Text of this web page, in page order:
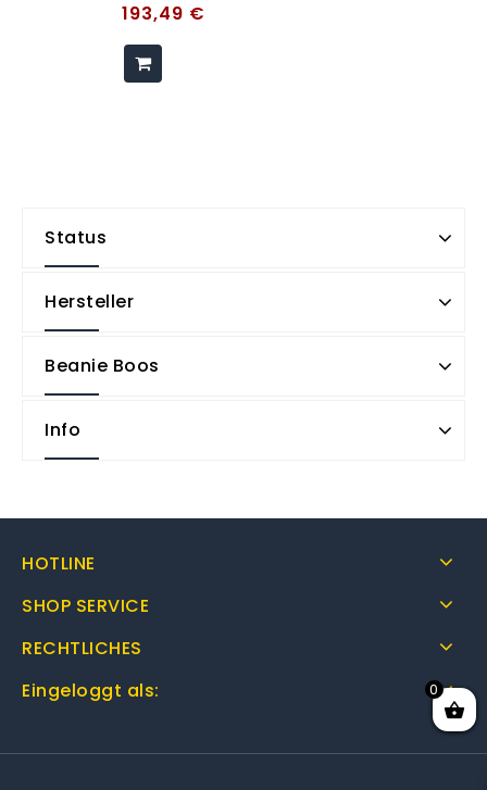
193,49 €
Status
Hersteller
Beanie Boos
Info
HOTLINE
SHOP SERVICE
RECHTLICHES
Eingeloggt als:
0